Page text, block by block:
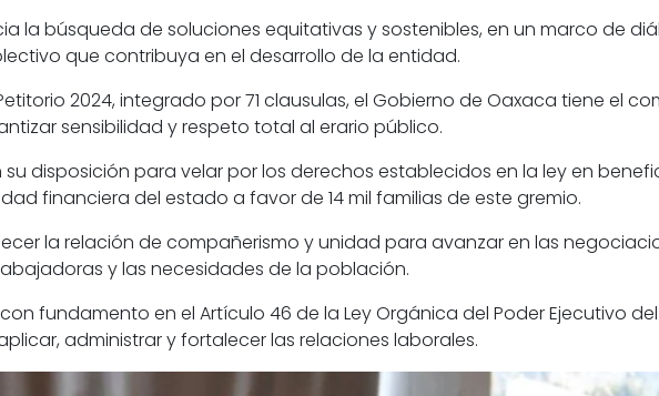
la búsqueda de soluciones equitativas y sostenibles, en un marco de
que contribuya en el desarrollo de la entidad.
2024, integrado por 71 clausulas, el Gobierno de Oaxaca tiene el
sensibilidad y respeto total al erario público.
disposición para velar por los derechos establecidos en la ley en
financiera del estado a favor de 14 mil familias de este gremio.
la relación de compañerismo y unidad para avanzar en las
y las necesidades de la población.
fundamento en el Artículo 46 de la Ley Orgánica del Poder Ejecutivo
administrar y fortalecer las relaciones laborales.